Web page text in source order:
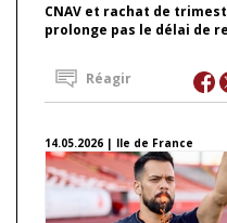
CNAV et rachat de
prolonge pas le délai de
Réagir
14.05.2026 | Ile de France